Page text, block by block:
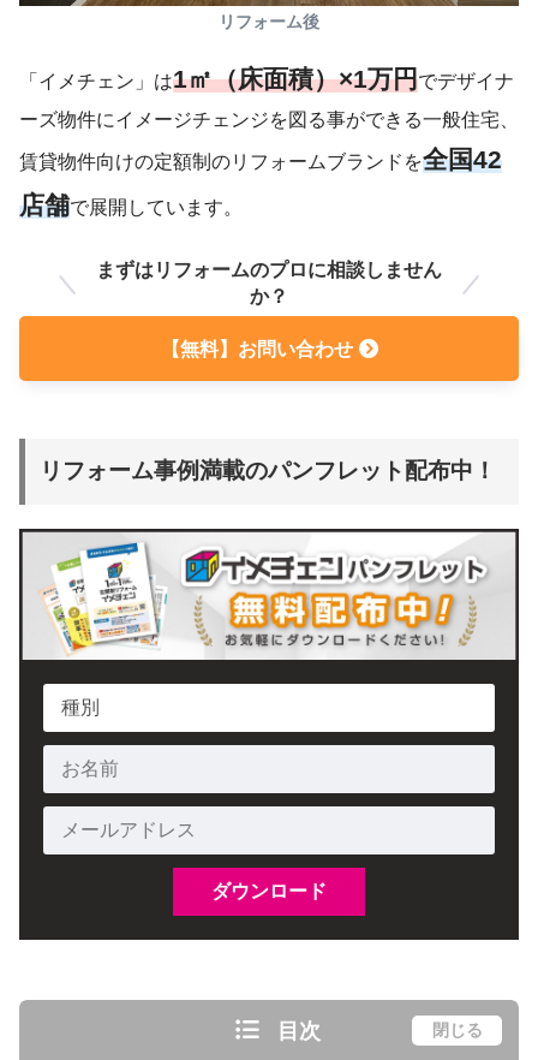
リフォーム後
「イメチェン」は1㎡（床面積）×1万円でデザイナ
ーズ物件にイメージチェンジを図る事ができる一般住宅、
賃貸物件向けの定額制のリフォームブランドを全国42
店舗で展開しています。
まずはリフォームのプロに相談しません
か？
【無料】お問い合わせ
リフォーム事例満載のパンフレット配布中！
目次 閉じる